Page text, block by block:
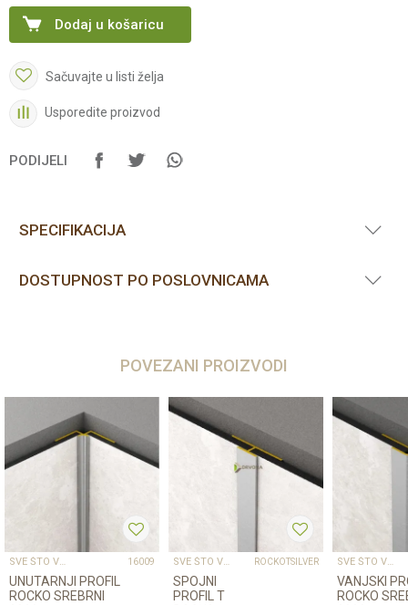
Dodaj u košaricu
Sačuvajte u listi želja
Usporedite proizvod
PODIJELI
SPECIFIKACIJA
DOSTUPNOST PO POSLOVNICAMA
POVEZANI PROIZVODI
SVE ŠTO VAM TREBA ZA PROFESIONALNU MONTAŽU 16009
UNUTARNJI PROFIL
ROCKO SREBRNI
SVE ŠTO VAM TREBA ZA PROFESIONALNU MONTAŽU ROCKOTSILVER
SPOJNI
PROFIL T
SVE ŠTO VAM TREBA ZA PROFESIONALNU MONTAŽU
VANJSKI
ROCKO